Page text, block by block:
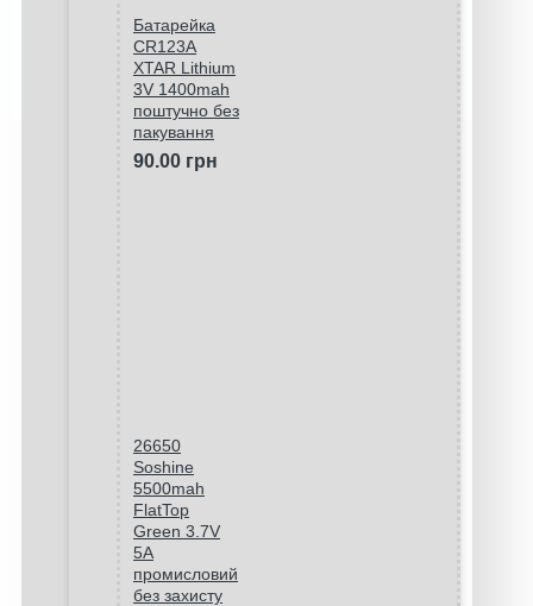
Батарейка
CR123A
XTAR Lithium
3V 1400mah
поштучно без
пакування
90.00 грн
26650
Soshine
5500mah
FlatTop
Green 3.7V
5A
промисловий
без захисту